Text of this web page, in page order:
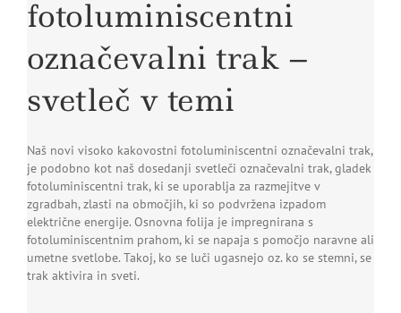
fotoluminiscentni
označevalni trak –
svetleč v temi
Naš novi visoko kakovostni fotoluminiscentni označevalni trak,
je podobno kot naš dosedanji svetleči označevalni trak, gladek
fotoluminiscentni trak, ki se uporablja za razmejitve v
zgradbah, zlasti na območjih, ki so podvržena izpadom
električne energije. Osnovna folija je impregnirana s
fotoluminiscentnim prahom, ki se napaja s pomočjo naravne ali
umetne svetlobe. Takoj, ko se luči ugasnejo oz. ko se stemni, se
trak aktivira in sveti.